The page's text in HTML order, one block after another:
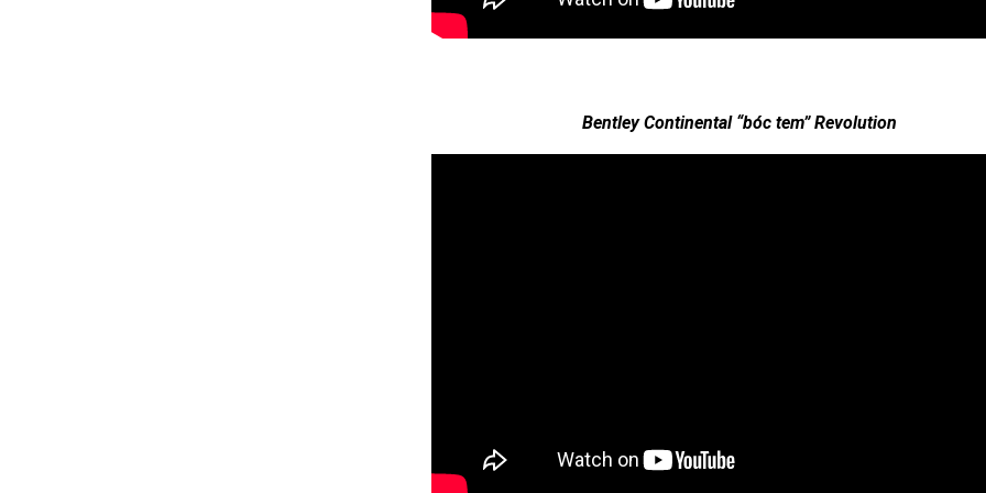
Bentley Continental “bóc tem” Revolution